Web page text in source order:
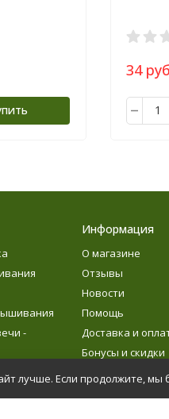
34
-
Информация
О магазине
Отзывы
Новости
Помощь
Доставка и
Бонусы и скидки
лучше. Если продолжите, мы